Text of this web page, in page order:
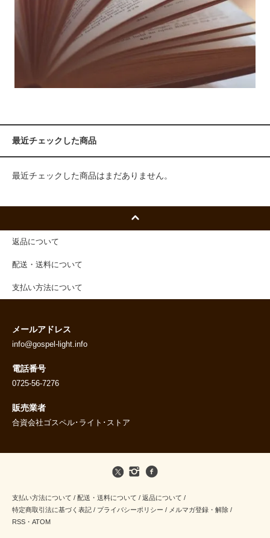
最近チェックした商品
最近チェックした商品はまだありません。
返品について
配送・送料について
支払い方法について
メールアドレス
info@gospel-light.info
電話番号
0725-56-7276
販売業者
合資会社ゴスペル･ライト･ストア
支払い方法について / 配送・送料について / 返品について /
特定商取引法に基づく表記 / プライバシーポリシー / メルマガ登録・解除 /
RSS ・ ATOM